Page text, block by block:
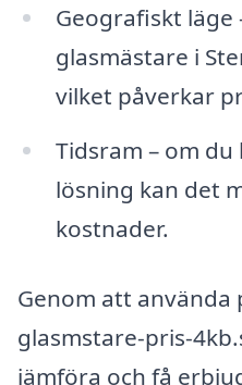
Geografiskt läge
glasmästare i
vilket påverkar
Tidsram – om
lösning kan det
kostnader.
Genom att
glasmstare-pris-
jämföra och få